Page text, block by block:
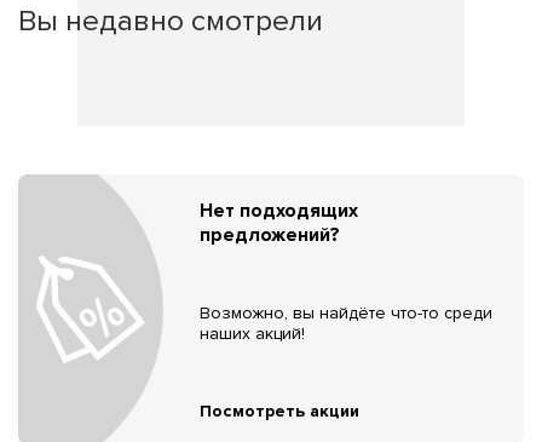
Вы недавно смотрели
Нет подходящих
предложений?
Возможно, вы найдёте что-то среди
наших акций!
Посмотреть акции